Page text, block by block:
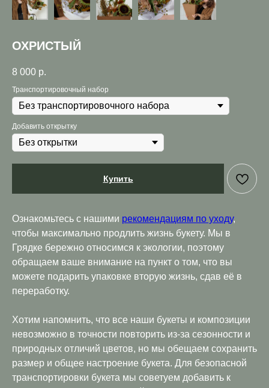
ОХРИСТЫЙ
8 000 р.
Транспортировочный набор
Добавить открытку
Купить
Ознакомьтесь с нашими рекомендациям по уходу,
чтобы максимально продлить жизнь букету. Мы в
Грядке бережно относимся к экологии, поэтому
обращаем ваше внимание на пункт о том, что вы
можете подарить упаковке вторую жизнь, сдав её в
переработку.
Хотим напомнить, что все наши букеты и композиции
невозможно в точности повторить из-за сезонности и
природных отличий цветов, но мы обещаем сохранить
размер и общее настроение букета. Для безопасной
транспортировки букета мы советуем добавить к